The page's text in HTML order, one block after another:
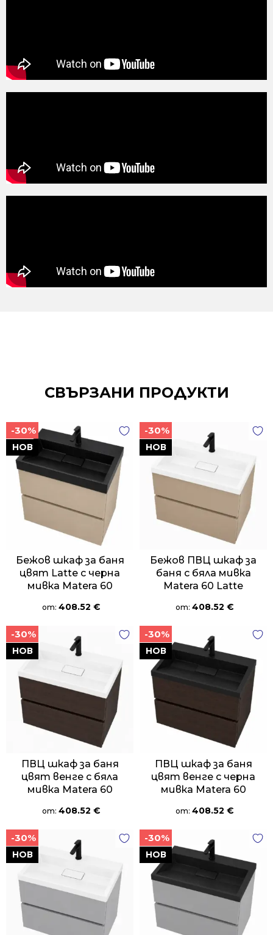
СВЪРЗАНИ ПРОДУКТИ
НОВ
-30%
Бежов шкаф за баня
цвят Latte с черна
мивка Matera 60
от: 408.52 €
НОВ
-30%
Бежов ПВЦ шкаф за
баня с бяла мивка
Matera 60 Latte
от: 408.52 €
НОВ
-30%
ПВЦ шкаф за баня
цвят венге с бяла
мивка Matera 60
от: 408.52 €
НОВ
-30%
ПВЦ шкаф за баня
цвят венге с черна
мивка Matera 60
от: 408.52 €
НОВ
-30%
НОВ
-30%